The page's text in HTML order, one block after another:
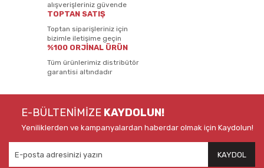
alışverişleriniz güvende
TOPTAN SATIŞ
Toptan siparişleriniz için
bizimle iletişime geçin
%100 ORJİNAL ÜRÜN
Tüm ürünlerimiz distribütör
garantisi altındadır
E-BÜLTENİMİZE KAYDOLUN!
Yeniliklerden ve kampanyalardan haberdar olmak için Kaydolun!
KAYDOL